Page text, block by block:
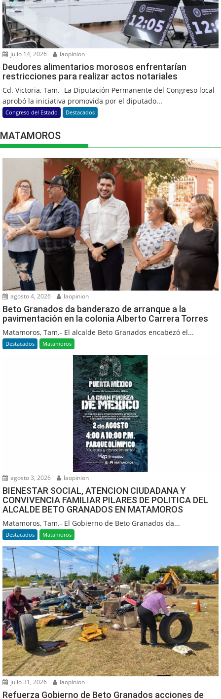
julio 14, 2026 laopinion
Deudores alimentarios morosos enfrentarían
restricciones para realizar actos notariales
Cd. Victoria, Tam.- La Diputación Permanente del Congreso local
aprobó la iniciativa promovida por el diputado...
Congreso del Estado Destacados
MATAMOROS
agosto 4, 2026 laopinion
Beto Granados da banderazo de arranque a la
pavimentación en la colonia Alberto Carrera Torres
Matamoros, Tam.- El alcalde Beto Granados encabezó el...
Destacados Matamoros
agosto 3, 2026 laopinion
BIENESTAR SOCIAL, ATENCION CIUDADANA Y
CONVIVENCIA FAMILIAR PILARES DE POLITICA DEL
ALCALDE BETO GRANADOS EN MATAMOROS
Matamoros, Tam.- El Gobierno de Beto Granados da...
Destacados Matamoros
julio 31, 2026 laopinion
Refuerza Gobierno de Beto Granados acciones de